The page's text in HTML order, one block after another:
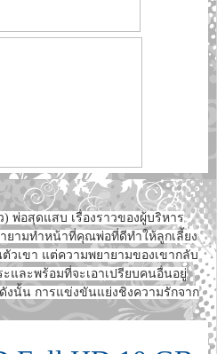
) พ่อสุดแสบ เรื่องราวของผู้บริหาร
ยามทำหน้าที่คุณพ่อที่ดีทำให้ลูกเลี้ยง
วเขา แต่ความพยายามของเขากลับ
และพร้อมที่จะเอาเปรียบคนอื่นอยู่
งนั้น การแข่งขันแย่งชิงความรักจาก